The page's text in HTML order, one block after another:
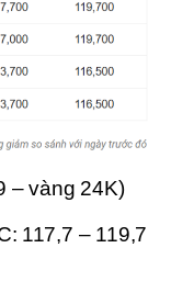
– vàng 24K)
117,7 – 119,7